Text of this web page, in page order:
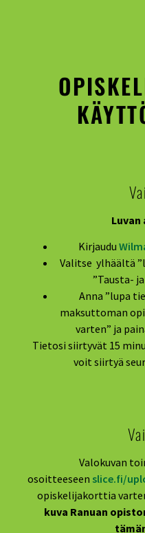
Luvan
Kirjaudu
Valitse ylhäältä
”Tausta-
Anna ”lupa
maksuttoman
varten” ja
Tietosi siirtyvät 15
voit siirtyä
Valokuvan
osoitteeseen slice.fi/
opiskelijakorttia
kuva Ranuan